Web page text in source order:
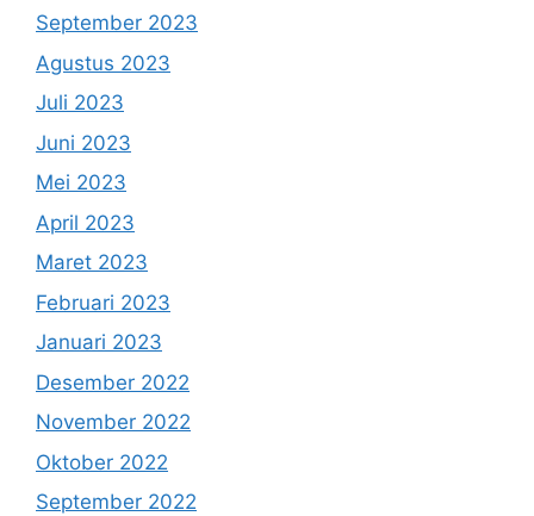
September 2023
Agustus 2023
Juli 2023
Juni 2023
Mei 2023
April 2023
Maret 2023
Februari 2023
Januari 2023
Desember 2022
November 2022
Oktober 2022
September 2022